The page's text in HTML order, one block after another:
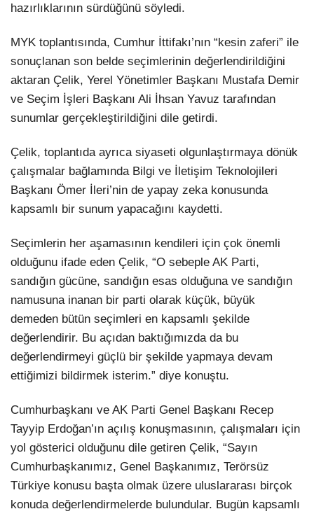
hazırlıklarının sürdüğünü söyledi.
MYK toplantısında, Cumhur İttifakı’nın “kesin zaferi” ile
sonuçlanan son belde seçimlerinin değerlendirildiğini
aktaran Çelik, Yerel Yönetimler Başkanı Mustafa Demir
ve Seçim İşleri Başkanı Ali İhsan Yavuz tarafından
sunumlar gerçekleştirildiğini dile getirdi.
Çelik, toplantıda ayrıca siyaseti olgunlaştırmaya dönük
çalışmalar bağlamında Bilgi ve İletişim Teknolojileri
Başkanı Ömer İleri’nin de yapay zeka konusunda
kapsamlı bir sunum yapacağını kaydetti.
Seçimlerin her aşamasının kendileri için çok önemli
olduğunu ifade eden Çelik, “O sebeple AK Parti,
sandığın gücüne, sandığın esas olduğuna ve sandığın
namusuna inanan bir parti olarak küçük, büyük
demeden bütün seçimleri en kapsamlı şekilde
değerlendirir. Bu açıdan baktığımızda da bu
değerlendirmeyi güçlü bir şekilde yapmaya devam
ettiğimizi bildirmek isterim.” diye konuştu.
Cumhurbaşkanı ve AK Parti Genel Başkanı Recep
Tayyip Erdoğan’ın açılış konuşmasının, çalışmaları için
yol gösterici olduğunu dile getiren Çelik, “Sayın
Cumhurbaşkanımız, Genel Başkanımız, Terörsüz
Türkiye konusu başta olmak üzere uluslararası birçok
konuda değerlendirmelerde bulundular. Bugün kapsamlı